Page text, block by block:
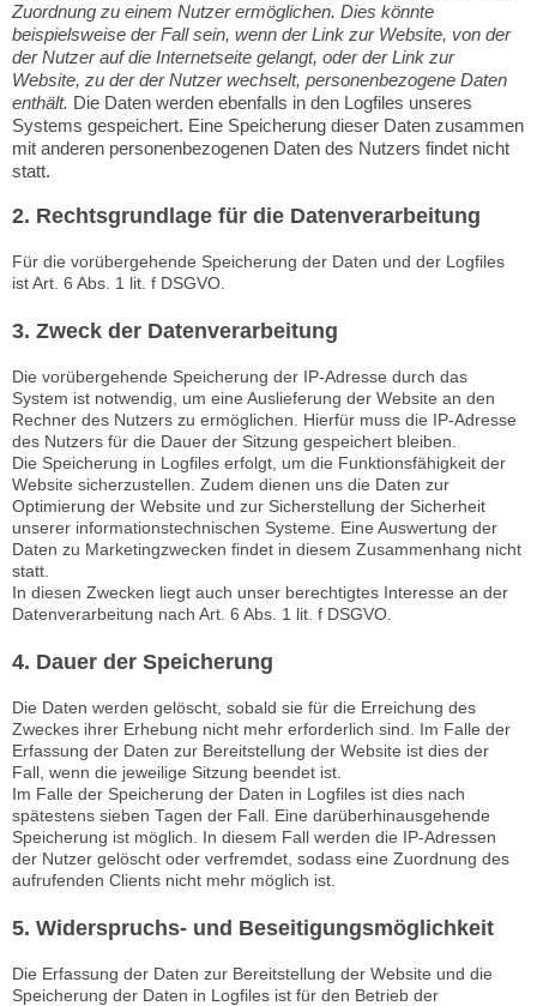
Zuordnung zu einem Nutzer ermöglichen. Dies könnte
beispielsweise der Fall sein, wenn der Link zur Website, von der
der Nutzer auf die Internetseite gelangt, oder der Link zur
Website, zu der der Nutzer wechselt, personenbezogene Daten
enthält. Die Daten werden ebenfalls in den Logfiles unseres
Systems gespeichert. Eine Speicherung dieser Daten zusammen
mit anderen personenbezogenen Daten des Nutzers findet nicht
statt.
2. Rechtsgrundlage für die Datenverarbeitung
Für die vorübergehende Speicherung der Daten und der Logfiles
ist Art. 6 Abs. 1 lit. f DSGVO.
3. Zweck der Datenverarbeitung
Die vorübergehende Speicherung der IP-Adresse durch das
System ist notwendig, um eine Auslieferung der Website an den
Rechner des Nutzers zu ermöglichen. Hierfür muss die IP-Adresse
des Nutzers für die Dauer der Sitzung gespeichert bleiben.
Die Speicherung in Logfiles erfolgt, um die Funktionsfähigkeit der
Website sicherzustellen. Zudem dienen uns die Daten zur
Optimierung der Website und zur Sicherstellung der Sicherheit
unserer informationstechnischen Systeme. Eine Auswertung der
Daten zu Marketingzwecken findet in diesem Zusammenhang nicht
statt.
In diesen Zwecken liegt auch unser berechtigtes Interesse an der
Datenverarbeitung nach Art. 6 Abs. 1 lit. f DSGVO.
4. Dauer der Speicherung
Die Daten werden gelöscht, sobald sie für die Erreichung des
Zweckes ihrer Erhebung nicht mehr erforderlich sind. Im Falle der
Erfassung der Daten zur Bereitstellung der Website ist dies der
Fall, wenn die jeweilige Sitzung beendet ist.
Im Falle der Speicherung der Daten in Logfiles ist dies nach
spätestens sieben Tagen der Fall. Eine darüberhinausgehende
Speicherung ist möglich. In diesem Fall werden die IP-Adressen
der Nutzer gelöscht oder verfremdet, sodass eine Zuordnung des
aufrufenden Clients nicht mehr möglich ist.
5. Widerspruchs- und Beseitigungsmöglichkeit
Die Erfassung der Daten zur Bereitstellung der Website und die
Speicherung der Daten in Logfiles ist für den Betrieb der